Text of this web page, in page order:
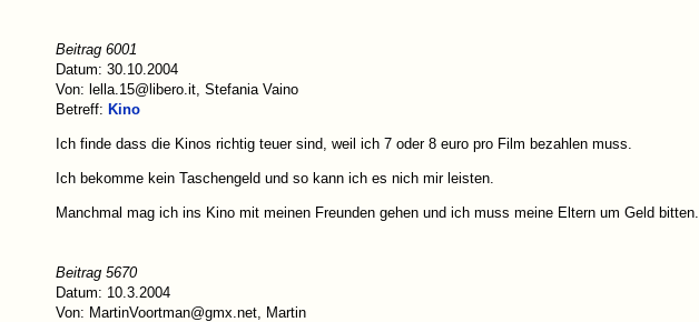
Beitrag 6001
Datum: 30.10.2004
Von: lella.15@libero.it, Stefania Vaino
Betreff: Kino
Ich finde dass die Kinos richtig teuer sind, weil ich 7 oder 8 euro pro Film bezahlen muss.
Ich bekomme kein Taschengeld und so kann ich es nich mir leisten.
Manchmal mag ich ins Kino mit meinen Freunden gehen und ich muss meine Eltern um Geld bitten.
Beitrag 5670
Datum: 10.3.2004
Von: MartinVoortman@gmx.net, Martin